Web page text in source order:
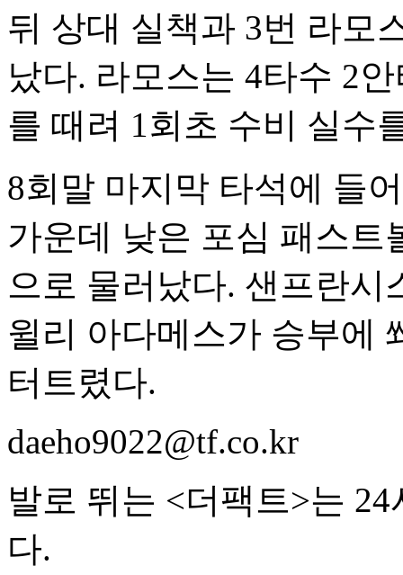
뒤 상대 실책과 3번 라모
났다. 라모스는 4타수 2
를 때려 1회초 수비 실수
8회말 마지막 타석에 들
가운데 낮은 포심 패스트
으로 물러났다. 샌프란시
윌리 아다메스가 승부에
터트렸다.
daeho9022@tf.co.kr
발로 뛰는 <더팩트>는
다.